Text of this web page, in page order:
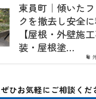
東員町｜傾いた
クを撤去し安全
【屋根・外壁施
装・屋根塗…
ぜひお気軽にご相談くだ